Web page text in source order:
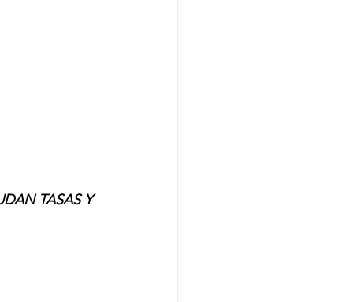
TASAS Y